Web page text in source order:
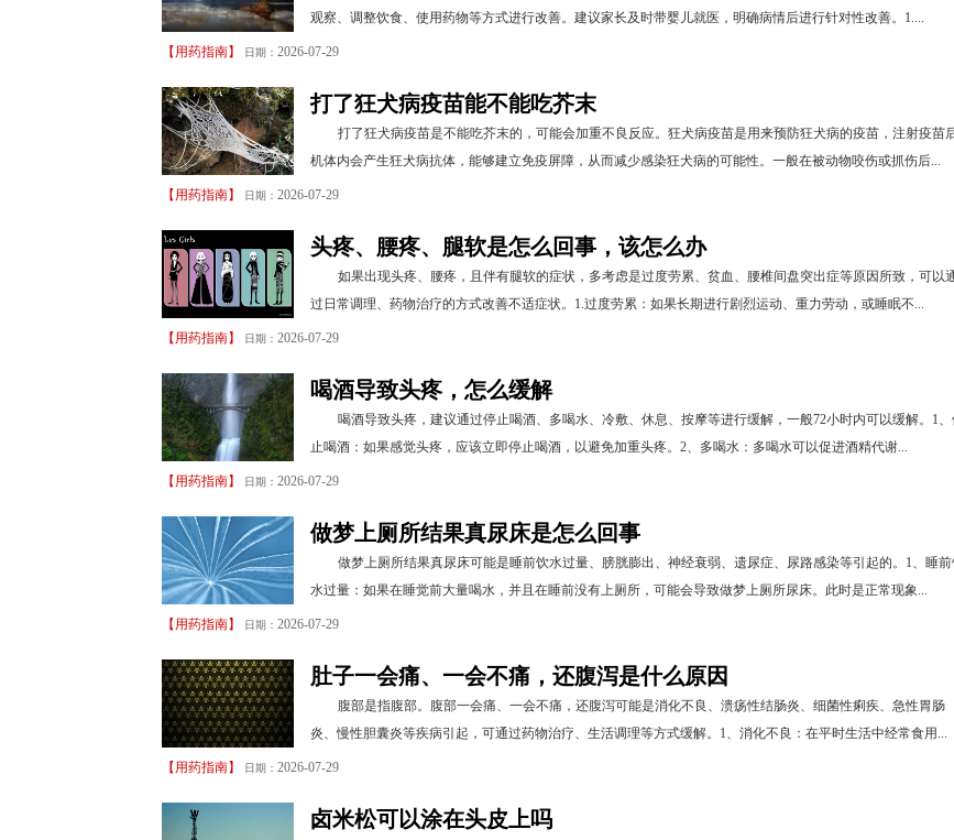
观察、调整饮食、使用药物等方式进行改善。建议家长及时带婴儿就医，明确病情后进行针对性改善。1....
【 用药指南】 日期： 2026-07-29
打了狂犬病疫苗能不能吃芥末
打了狂犬病疫苗是不能吃芥末的，可能会加重不良反应。狂犬病疫苗是用来预防狂犬病的疫苗，注射疫苗
机体内会产生狂犬病抗体，能够建立免疫屏障，从而减少感染狂犬病的可能性。一般在被动物咬伤或抓伤后...
【 用药指南】 日期： 2026-07-29
头疼、腰疼、腿软是怎么回事，该怎么办
如果出现头疼、腰疼，且伴有腿软的症状，多考虑是过度劳累、贫血、腰椎间盘突出症等原因所致，可以
过日常调理、药物治疗的方式改善不适症状。1.过度劳累：如果长期进行剧烈运动、重力劳动，或睡眠不...
【 用药指南】 日期： 2026-07-29
喝酒导致头疼，怎么缓解
喝酒导致头疼，建议通过停止喝酒、多喝水、冷敷、休息、按摩等进行缓解，一般72小时内可以缓解。1
止喝酒：如果感觉头疼，应该立即停止喝酒，以避免加重头疼。2、多喝水：多喝水可以促进酒精代谢...
【 用药指南】 日期： 2026-07-29
做梦上厕所结果真尿床是怎么回事
做梦上厕所结果真尿床可能是睡前饮水过量、膀胱膨出、神经衰弱、遗尿症、尿路感染等引起的。1、睡
水过量：如果在睡觉前大量喝水，并且在睡前没有上厕所，可能会导致做梦上厕所尿床。此时是正常现象...
【 用药指南】 日期： 2026-07-29
肚子一会痛、一会不痛，还腹泻是什么原因
腹部是指腹部。腹部一会痛、一会不痛，还腹泻可能是消化不良、溃疡性结肠炎、细菌性痢疾、急性胃肠
炎、慢性胆囊炎等疾病引起，可通过药物治疗、生活调理等方式缓解。1、消化不良：在平时生活中经常食用...
【 用药指南】 日期： 2026-07-29
卤米松可以涂在头皮上吗